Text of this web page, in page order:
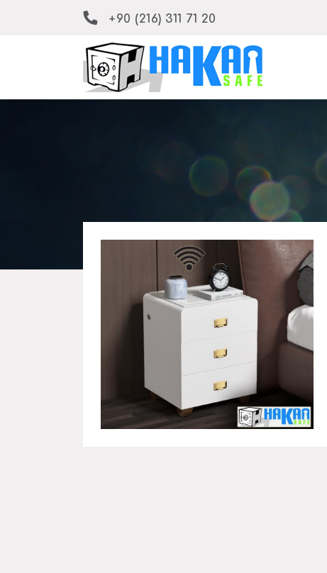
+90 (216) 311 71 20